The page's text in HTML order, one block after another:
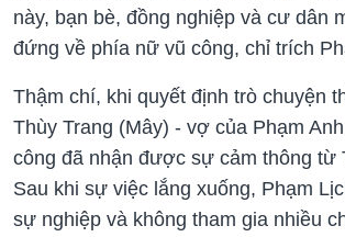
này, bạn bè, đồng nghiệp và cư dân
đứng về phía nữ vũ công, chỉ trích
Thậm chí, khi quyết định trò chuyện
Thùy Trang (Mây) - vợ của Phạm
công đã nhận được sự cảm thông từ
Sau khi sự việc lắng xuống, Phạm
sự nghiệp và không tham gia nhiều